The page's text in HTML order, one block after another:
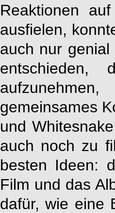
Reaktionen
ausfielen,
auch nur
gemeinsames
und
auch noch zu
besten Ideen:
Film und das
dafür, wie eine